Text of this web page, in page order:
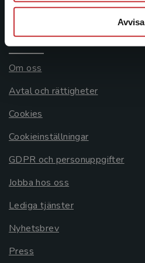
Avvisa
Systemkrav
Allmänna länkar
Om oss
Avtal och rättigheter
Cookies
Cookieinställningar
GDPR och personuppgifter
Jobba hos oss
Lediga tjänster
Nyhetsbrev
Press